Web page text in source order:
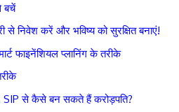
बचें
से निवेश करें और भविष्य को सुरक्षित बनाएं!
फाइनेंशियल प्लानिंग के तरीके
SIP से कैसे बन सकते हैं करोड़पति?